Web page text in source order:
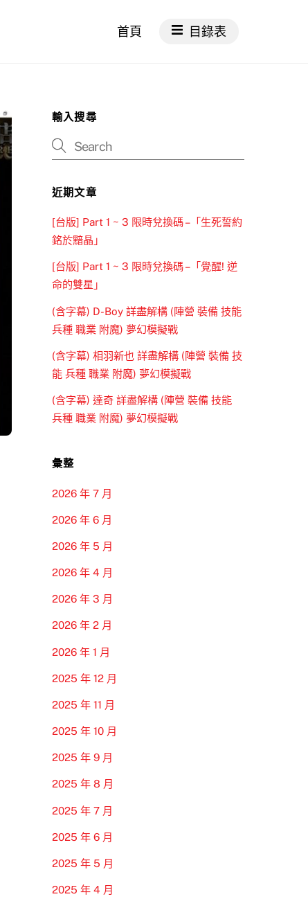
首頁 目錄表
輸入搜尋
近期文章
[台版] Part 1 ~ 3 限時兌換碼 –「生死誓約
銘於黯晶」
[台版] Part 1 ~ 3 限時兌換碼 –「覺醒! 逆
命的雙星」
(含字幕) D-Boy 詳盡解構 (陣營 裝備 技能
兵種 職業 附魔) 夢幻模擬戰
(含字幕) 相羽新也 詳盡解構 (陣營 裝備 技
能 兵種 職業 附魔) 夢幻模擬戰
(含字幕) 達奇 詳盡解構 (陣營 裝備 技能
兵種 職業 附魔) 夢幻模擬戰
彙整
2026 年 7 月
2026 年 6 月
2026 年 5 月
2026 年 4 月
2026 年 3 月
2026 年 2 月
2026 年 1 月
2025 年 12 月
2025 年 11 月
2025 年 10 月
2025 年 9 月
2025 年 8 月
2025 年 7 月
2025 年 6 月
2025 年 5 月
2025 年 4 月